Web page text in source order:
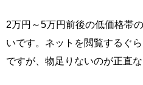
2万円～5万円前後の低価格帯
いです。ネットを閲覧するぐ
ですが、物足りないのが正直な